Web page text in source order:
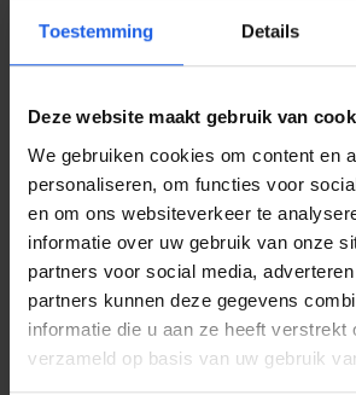
Toestemming Details
Deze website maakt gebruik van
We gebruiken cookies om content en
personaliseren, om functies voor
en om ons websiteverkeer te
informatie over uw gebruik van onze
partners voor social media,
partners kunnen deze gegevens
informatie die u aan ze heeft verstrekt
verzameld op basis van uw gebruik